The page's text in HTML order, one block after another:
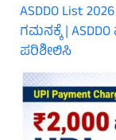
ASDDO List
ಗಮನಕ್ಕೆ |
ಪರಿಶೀಲಿಸಿ